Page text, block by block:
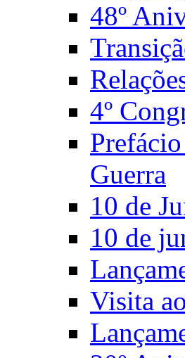
48º
4º
Guerra
10 de
10 de
Visita